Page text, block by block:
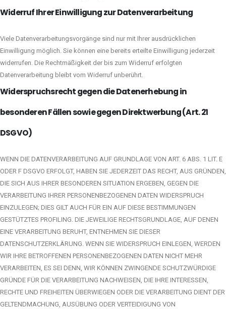
Widerruf Ihrer Einwilligung zur Datenverarbeitung
Viele Datenverarbeitungsvorgänge sind nur mit Ihrer ausdrücklichen
Einwilligung möglich. Sie können eine bereits erteilte Einwilligung jederzeit
widerrufen. Die Rechtmäßigkeit der bis zum Widerruf erfolgten
Datenverarbeitung bleibt vom Widerruf unberührt.
Widerspruchsrecht gegen die Datenerhebung in
besonderen Fällen sowie gegen Direktwerbung (Art. 21
DSGVO)
WENN DIE DATENVERARBEITUNG AUF GRUNDLAGE VON ART. 6 ABS. 1 LIT. E
ODER F DSGVO ERFOLGT, HABEN SIE JEDERZEIT DAS RECHT, AUS GRÜNDEN,
DIE SICH AUS IHRER BESONDEREN SITUATION ERGEBEN, GEGEN DIE
VERARBEITUNG IHRER PERSONENBEZOGENEN DATEN WIDERSPRUCH
EINZULEGEN; DIES GILT AUCH FÜR EIN AUF DIESE BESTIMMUNGEN
GESTÜTZTES PROFILING. DIE JEWEILIGE RECHTSGRUNDLAGE, AUF DENEN
EINE VERARBEITUNG BERUHT, ENTNEHMEN SIE DIESER
DATENSCHUTZERKLÄRUNG. WENN SIE WIDERSPRUCH EINLEGEN, WERDEN
WIR IHRE BETROFFENEN PERSONENBEZOGENEN DATEN NICHT MEHR
VERARBEITEN, ES SEI DENN, WIR KÖNNEN ZWINGENDE SCHUTZWÜRDIGE
GRÜNDE FÜR DIE VERARBEITUNG NACHWEISEN, DIE IHRE INTERESSEN,
RECHTE UND FREIHEITEN ÜBERWIEGEN ODER DIE VERARBEITUNG DIENT DER
GELTENDMACHUNG, AUSÜBUNG ODER VERTEIDIGUNG VON